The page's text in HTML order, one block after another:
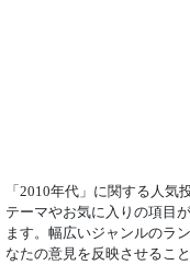
「2010年代」に関する人
テーマやお気に入りの項目
ます。幅広いジャンルのラ
なたの意見を反映させるこ